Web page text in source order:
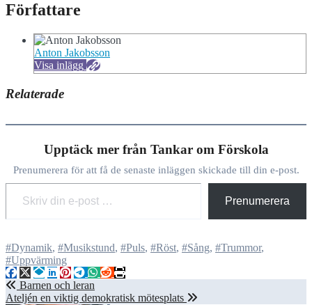
Författare
Anton Jakobsson
Visa inlägg
Relaterade
Upptäck mer från Tankar om Förskola
Prenumerera för att få de senaste inläggen skickade till din e-post.
Skriv din e-post …
Prenumerera
#Dynamik, #Musikstund, #Puls, #Röst, #Sång, #Trummor,
#Uppvärming
Inläggsnavigering
Barnen och leran
Ateljén en viktig demokratisk mötesplats